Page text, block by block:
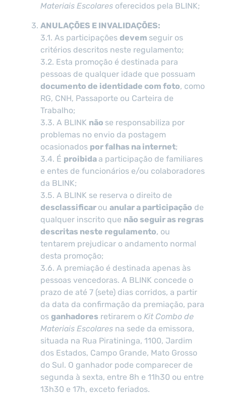
Materiais Escolares oferecidos pela BLINK;
ANULAÇÕES E INVALIDAÇÕES:
3.1. As participações devem seguir os
critérios descritos neste regulamento;
3.2. Esta promoção é destinada para
pessoas de qualquer idade que possuam
documento de identidade com foto, como
RG, CNH, Passaporte ou Carteira de
Trabalho;
3.3. A BLINK não se responsabiliza por
problemas no envio da postagem
ocasionados por falhas na internet;
3.4. É proibidaa participação de familiares
e entes de funcionários e/ou colaboradores
da BLINK;
3.5. A BLINK se reserva o direito de
desclassificar ou anular a participação de
qualquer inscrito que não seguir as regras
descritas neste regulamento, ou
tentarem prejudicar o andamento normal
desta promoção;
3.6. A premiação é destinada apenas às
pessoas vencedoras. A BLINK concede o
prazo de até 7 (sete) dias corridos, a partir
da data da confirmação da premiação, para
os ganhadores retirarem o Kit Combo de
Materiais Escolares na sede da emissora,
situada na Rua Piratininga, 1100, Jardim
dos Estados, Campo Grande, Mato Grosso
do Sul. O ganhador pode comparecer de
segunda à sexta, entre 8h e 11h30 ou entre
13h30 e 17h, exceto feriados.